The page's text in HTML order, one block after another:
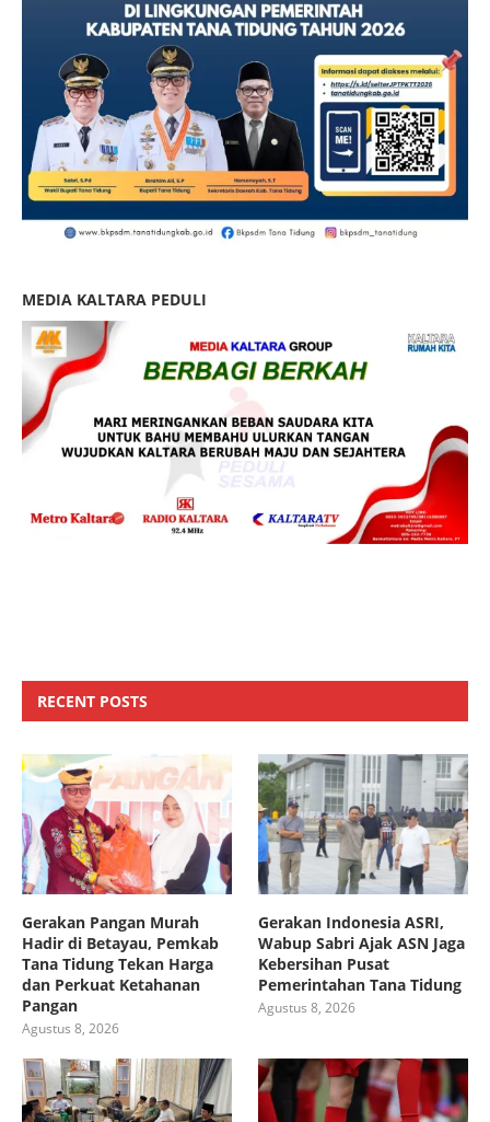
MEDIA KALTARA PEDULI
RECENT POSTS
Gerakan Pangan Murah
Hadir di Betayau, Pemkab
Tana Tidung Tekan Harga
dan Perkuat Ketahanan
Pangan
Agustus 8, 2026
Gerakan Indonesia ASRI,
Wabup Sabri Ajak ASN Jaga
Kebersihan Pusat
Pemerintahan Tana Tidung
Agustus 8, 2026